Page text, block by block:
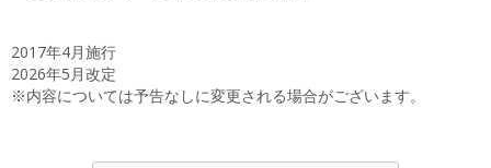
2017年4月施行
2026年5月改定
※内容については予告なしに変更される場合がございます。